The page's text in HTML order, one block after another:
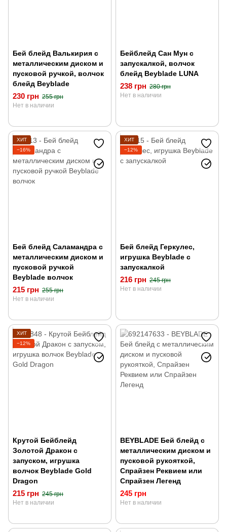
Бей блейд Валькирия с
металлическим диском и
пусковой ручкой, волчок
блейд Beyblade
230 грн 255 грн
Нет в наличии
Бейблейд Сан Мун с
запускалкой, волчок
блейд Beyblade LUNA
238 грн 280 грн
Нет в наличии
ХИТ
−16%
Бей блейд Саламандра с
металлическим диском и
пусковой ручкой
Beyblade волчок
215 грн 255 грн
Нет в наличии
ХИТ
−12%
Бей блейд Геркулес,
игрушка Beyblade с
запускалкой
216 грн 245 грн
Нет в наличии
ХИТ
−12%
Крутой Бейблейд
Золотой Дракон с
запуском, игрушка
волчок Beyblade Gold
Dragon
215 грн 245 грн
Нет в наличии
BEYBLADE Бей блейд с
металлическим диском и
пусковой рукояткой,
Спрайзен Реквием или
Спрайзен Легенд
245 грн
Нет в наличии